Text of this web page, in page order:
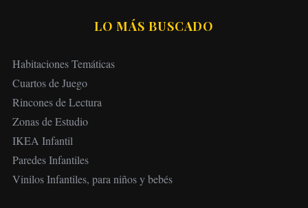
LO MÁS BUSCADO
Habitaciones Temáticas
Cuartos de Juego
Rincones de Lectura
Zonas de Estudio
IKEA Infantil
Paredes Infantiles
Vinilos Infantiles, para niños y bebés